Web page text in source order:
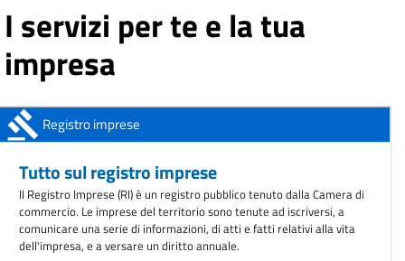
Ulteriore trasferimento di sportelli dalla sede di piazza Borsa dal 9
marzo 2026
Avviso all'utenza
AVVISO ALL'UTENZA: Chiusura sportelli della sede di Conegliano
ANAC: obbligo di registrazione degli operatori economici
ottobre 2025
I servizi per te e la tua
impresa
Registro imprese
Tutto sul registro imprese
Il Registro Imprese (RI) è un registro pubblico tenuto dalla Camera di
commercio. Le imprese del territorio sono tenute ad iscriversi, a
comunicare una serie di informazioni, di atti e fatti relativi alla vita
dell'impresa, e a versare un diritto annuale.